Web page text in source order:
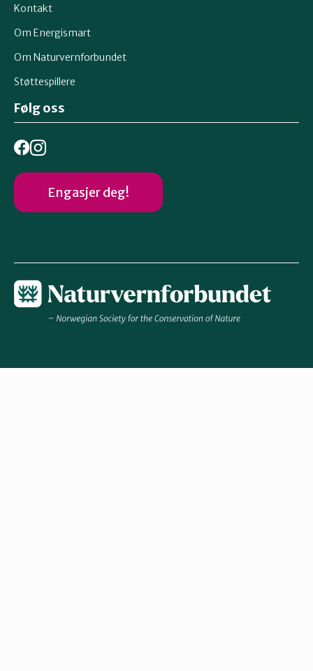
Kontakt
Om Energismart
Om Naturvernforbundet
Støttespillere
Følg oss
Engasjer deg!